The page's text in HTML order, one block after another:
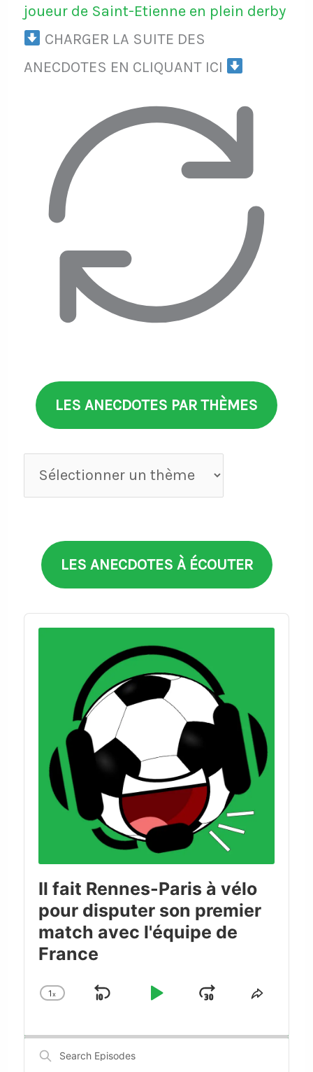
joueur de Saint-Etienne en plein derby
CHARGER LA SUITE DES
ANECDOTES EN CLIQUANT ICI
LES ANECDOTES PAR THÈMES
Anecdotes
par
LES ANECDOTES À ÉCOUTER
Audio
Player
Il fait Rennes-Paris à vélo
pour disputer son premier
match avec l'équipe de
France
Change
1x
Skip
Play
JumpShare
Search
Episodes